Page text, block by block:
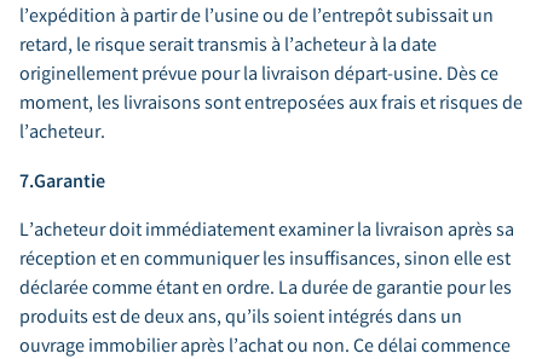
l’expédition à partir de l’usine ou de l’entrepôt subissait un
retard, le risque serait transmis à l’acheteur à la date
originellement prévue pour la livraison départ-usine. Dès ce
moment, les livraisons sont entreposées aux frais et risques de
l’acheteur.
7.Garantie
L’acheteur doit immédiatement examiner la livraison après sa
réception et en communiquer les insuffisances, sinon elle est
déclarée comme étant en ordre. La durée de garantie pour les
produits est de deux ans, qu’ils soient intégrés dans un
ouvrage immobilier après l’achat ou non. Ce délai commence